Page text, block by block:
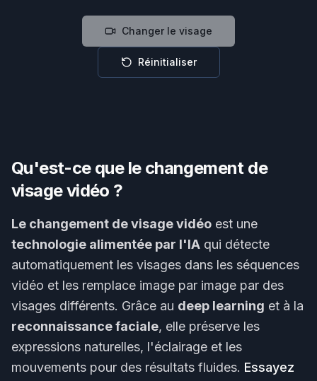
Changer le visage
Réinitialiser
Qu'est-ce que le changement de
visage vidéo ?
Le changement de visage vidéo est une
technologie alimentée par l'IA qui détecte
automatiquement les visages dans les séquences
vidéo et les remplace image par image par des
visages différents. Grâce au deep learning et à la
reconnaissance faciale, elle préserve les
expressions naturelles, l'éclairage et les
mouvements pour des résultats fluides. Essayez